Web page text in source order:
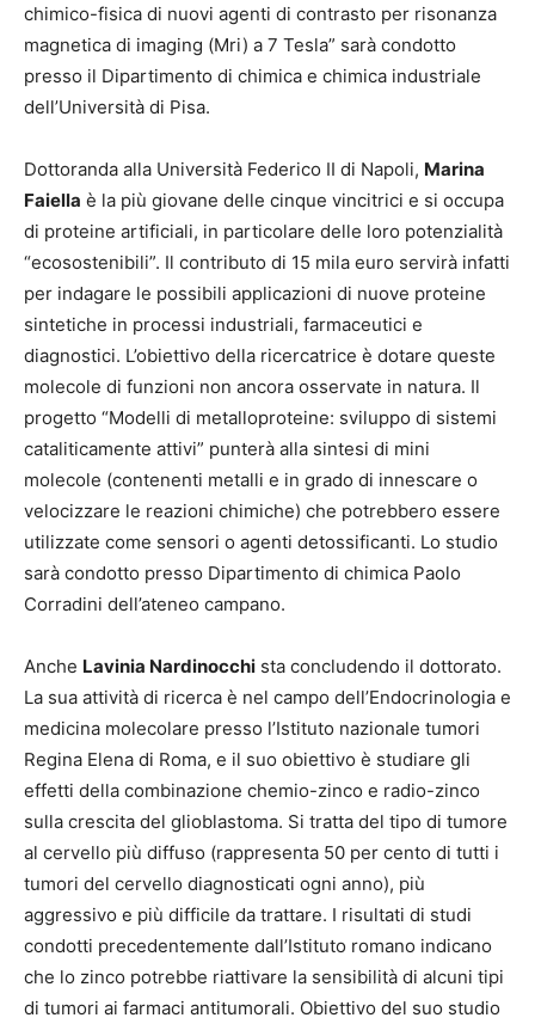
chimico-fisica di nuovi agenti di contrasto per risonanza
magnetica di imaging (Mri) a 7 Tesla” sarà condotto
presso il Dipartimento di chimica e chimica industriale
dell’Università di Pisa.
Dottoranda alla Università Federico II di Napoli, Marina
Faiella è la più giovane delle cinque vincitrici e si occupa
di proteine artificiali, in particolare delle loro potenzialità
“ecosostenibili”. Il contributo di 15 mila euro servirà infatti
per indagare le possibili applicazioni di nuove proteine
sintetiche in processi industriali, farmaceutici e
diagnostici. L’obiettivo della ricercatrice è dotare queste
molecole di funzioni non ancora osservate in natura. Il
progetto “Modelli di metalloproteine: sviluppo di sistemi
cataliticamente attivi” punterà alla sintesi di mini
molecole (contenenti metalli e in grado di innescare o
velocizzare le reazioni chimiche) che potrebbero essere
utilizzate come sensori o agenti detossificanti. Lo studio
sarà condotto presso Dipartimento di chimica Paolo
Corradini dell’ateneo campano.
Anche Lavinia Nardinocchi sta concludendo il dottorato.
La sua attività di ricerca è nel campo dell’Endocrinologia e
medicina molecolare presso l’Istituto nazionale tumori
Regina Elena di Roma, e il suo obiettivo è studiare gli
effetti della combinazione chemio-zinco e radio-zinco
sulla crescita del glioblastoma. Si tratta del tipo di tumore
al cervello più diffuso (rappresenta 50 per cento di tutti i
tumori del cervello diagnosticati ogni anno), più
aggressivo e più difficile da trattare. I risultati di studi
condotti precedentemente dall’Istituto romano indicano
che lo zinco potrebbe riattivare la sensibilità di alcuni tipi
di tumori ai farmaci antitumorali. Obiettivo del suo studio